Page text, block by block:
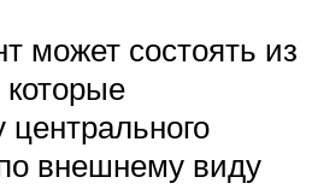
может состоять из
центрального
внешнему виду